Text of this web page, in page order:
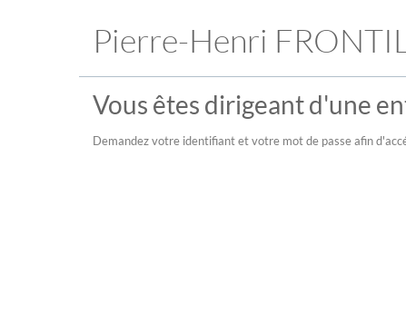
Pierre-Henri FRONTIL
Vous êtes dirigeant d'une
Demandez votre identifiant et votre mot de passe afin